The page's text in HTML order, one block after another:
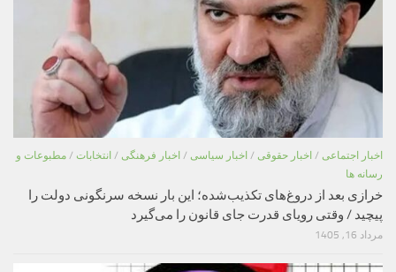
اخبار اجتماعی / اخبار حقوقی / اخبار سیاسی / اخبار فرهنگی / انتخابات / مطبوعات و
رسانه ها
خرازی بعد از دروغ‌های تکذیب‌شده؛ این بار نسخه سرنگونی دولت را
پیچید / وقتی رویای قدرت جای قانون را می‌گیرد
مرداد 16, 1405